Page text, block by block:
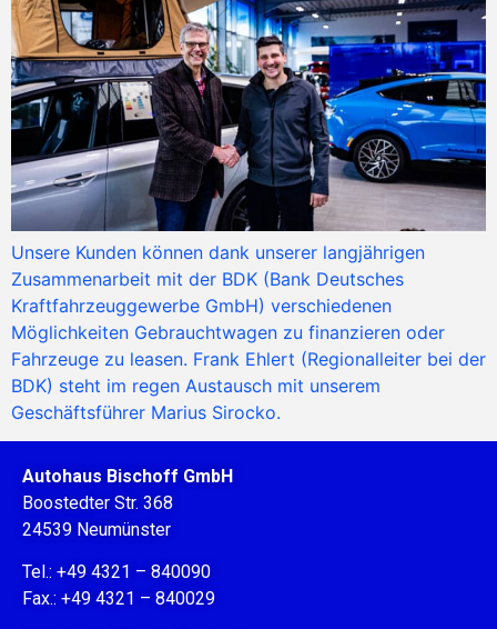
Unsere Kunden können dank unserer langjährigen
Zusammenarbeit mit der BDK (Bank Deutsches
Kraftfahrzeuggewerbe GmbH) verschiedenen
Möglichkeiten Gebrauchtwagen zu finanzieren oder
Fahrzeuge zu leasen. Frank Ehlert (Regionalleiter bei der
BDK) steht im regen Austausch mit unserem
Geschäftsführer Marius Sirocko.
Autohaus Bischoff GmbH
Boostedter Str. 368
24539 Neumünster
Tel.: +49 4321 – 840090
Fax.: +49 4321 – 840029